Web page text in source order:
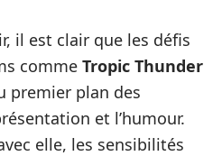
il est clair que les défis
comme Tropic Thunder
premier plan des
et l’humour.
elle, les sensibilités